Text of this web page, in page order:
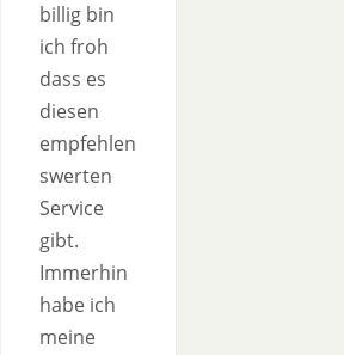
billig bin
ich froh
dass es
diesen
empfehlen
swerten
Service
gibt.
Immerhin
habe ich
meine